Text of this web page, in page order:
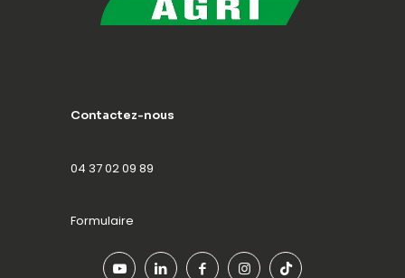
Contactez-nous
04 37 02 09 89
Formulaire